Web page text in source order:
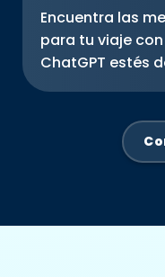
Encuentra las
para tu viaje
ChatGPT estés